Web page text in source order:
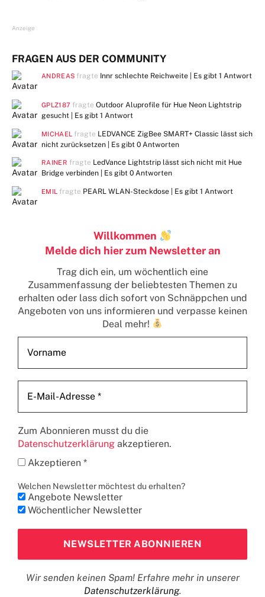
Anzeige
FRAGEN AUS DER COMMUNITY
ANDREAS fragte Innr schlechte Reichweite | Es gibt1 Antwort
GPLZ187 fragteOutdoor Aluprofile für Hue Neon Lightstrip
gesucht | Es gibt 1 Antwort
MICHAEL fragte LEDVANCE ZigBee SMART+ Classic lässt sich
nicht zurücksetzen | Es gibt 0 Antworten
RAINER fragte LedVance Lightstrip lässt sich nicht mit Hue
Bridge verbinden | Es gibt 0 Antworten
EMIL fragte PEARL WLAN-Steckdose | Es gibt1 Antwort
Willkommen
Melde dich hier zum Newsletter an
Trag dich ein, um wöchentlich eine
Zusammenfassung der beliebtesten Themen zu
erhaltenoder lass dich sofort von Schnäppchen und
Angeboten von uns informieren und verpasse keinen
Deal mehr!
Zum Abonnieren musst du die
Datenschutzerklärung akzeptieren.
Akzeptieren *
Welchen Newsletter möchtest du erhalten?
Angebote Newsletter
Wöchentlicher Newsletter
Wir senden keinen Spam! Erfahre mehr in unserer
Datenschutzerklärung.